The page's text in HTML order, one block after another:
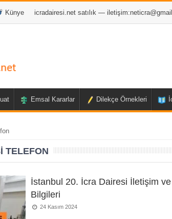
Künye icradairesi.net satılık — iletişim:
Emsal Kararlar Dilekçe Örnekleri
TELEFON
İstanbul 20. İcra Dairesi İletişim
Bilgileri
24 Kasım 2024